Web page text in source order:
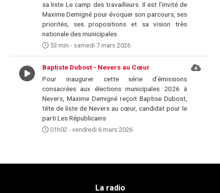
sa liste Le camp des travailleurs. Il est l’invité de
Maxime Demigné pour évoquer son parcours, ses
priorités, ses propositions et sa vision très
nationale des municipales
53 min - samedi 7 mars 2026
Baptiste Dubost - Nevers au Cœur
Pour inaugurer cette série d'émissions
consacrées aux élections municipales 2026 à
Nevers, Maxime Demigné reçoit Baptise Dubost,
tête de liste de Nevers au cœur, candidat pour le
parti Les Républicains
01h02 - vendredi 6 mars 2026
La radio